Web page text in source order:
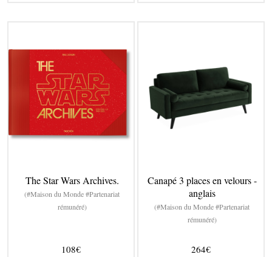
The Star Wars Archives.
(#Maison du Monde #Partenariat
rémunéré)
108€
Canapé 3 places en velours -
anglais
(#Maison du Monde #Partenariat
rémunéré)
264€